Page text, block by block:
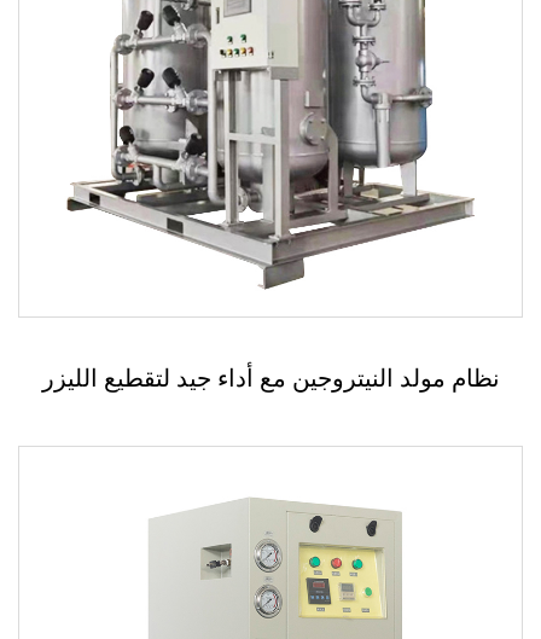
نظام مولد النيتروجين مع أداء جيد لتقطيع الليزر